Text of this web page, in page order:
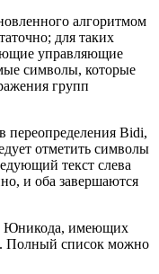
алгоритмом
для таких
управляющие
символы, которые
групп
переопределения Bidi,
отметить символы
текст слева
и оба завершаются
Юникода, имеющих
Полный список можно